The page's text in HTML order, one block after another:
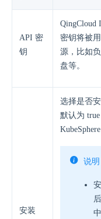
API 密
钥
QingCloud
密钥将被
源，比如
盘等。
安装
选择是否安
默认为
说明